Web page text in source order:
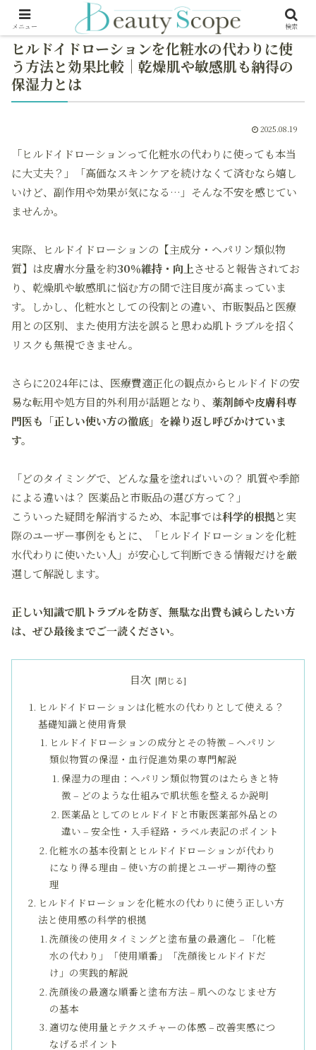
ヒルドイドローションを化粧水の代わりに使
う方法と効果比較｜乾燥肌や敏感肌も納得の
保湿力とは
2025.08.19
「ヒルドイドローションって化粧水の代わりに使っても本当
に大丈夫？」「高価なスキンケアを続けなくて済むなら嬉し
いけど、副作用や効果が気になる…」そんな不安を感じてい
ませんか。
実際、ヒルドイドローションの【主成分・ヘパリン類似物
質】は皮膚水分量を約30％維持・向上させると報告されてお
り、乾燥肌や敏感肌に悩む方の間で注目度が高まっていま
す。しかし、化粧水としての役割との違い、市販製品と医療
用との区別、また使用方法を誤ると思わぬ肌トラブルを招く
リスクも無視できません。
さらに2024年には、医療費適正化の観点からヒルドイドの安
易な転用や処方目的外利用が話題となり、 薬剤師や皮膚科専
門医も「正しい使い方の徹底」を繰り返し呼びかけていま
す。
「どのタイミングで、どんな量を塗ればいいの？ 肌質や季節
による違いは？ 医薬品と市販品の選び方って？」
こういった疑問を解消するため、本記事では科学的根拠と実
際のユーザー事例をもとに、「ヒルドイドローションを化粧
水代わりに使いたい人」が安心して判断できる情報だけを厳
選して解説します。
正しい知識で肌トラブルを防ぎ、無駄な出費も減らしたい方
は、ぜひ最後までご一読ください。
目次
ヒルドイドローションは化粧水の代わりとして使える？
基礎知識と使用背景
ヒルドイドローションの成分とその特徴 – ヘパリン
類似物質の保湿・血行促進効果の専門解説
保湿力の理由：ヘパリン類似物質のはたらきと特
徴 – どのような仕組みで肌状態を整えるか説明
医薬品としてのヒルドイドと市販医薬部外品との
違い – 安全性・入手経路・ラベル表記のポイント
化粧水の基本役割とヒルドイドローションが代わり
になり得る理由 – 使い方の前提とユーザー期待の整
理
ヒルドイドローションを化粧水の代わりに使う正しい方
法と使用感の科学的根拠
洗顔後の使用タイミングと塗布量の最適化 – 「化粧
水の代わり」「使用順番」「洗顔後ヒルドイドだ
け」の実践的解説
洗顔後の最適な順番と塗布方法 – 肌へのなじませ方
の基本
適切な使用量とテクスチャーの体感 – 改善実感につ
なげるポイント
メニュー 検索